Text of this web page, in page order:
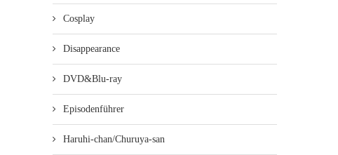
Cosplay
Disappearance
DVD&Blu-ray
Episodenführer
Haruhi-chan/Churuya-san